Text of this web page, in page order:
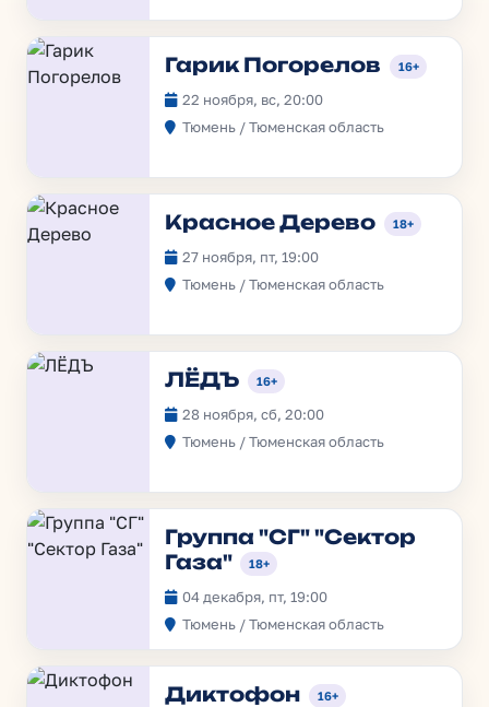
Гарик Погорелов 16+
22 ноября, вс, 20:00
Тюмень / Тюменская область
Красное Дерево 18+
27 ноября, пт, 19:00
Тюмень / Тюменская область
ЛЁДЪ 16+
28 ноября, сб, 20:00
Тюмень / Тюменская область
Группа "СГ" "Сектор
Газа"
18+
04 декабря, пт, 19:00
Тюмень / Тюменская область
Диктофон 16+